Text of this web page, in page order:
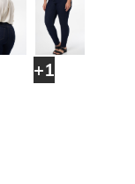
+1